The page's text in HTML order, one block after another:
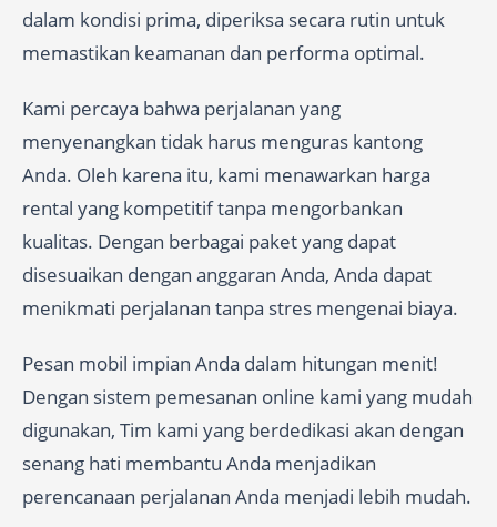
dalam kondisi prima, diperiksa secara rutin untuk
memastikan keamanan dan performa optimal.
Kami percaya bahwa perjalanan yang
menyenangkan tidak harus menguras kantong
Anda. Oleh karena itu, kami menawarkan harga
rental yang kompetitif tanpa mengorbankan
kualitas. Dengan berbagai paket yang dapat
disesuaikan dengan anggaran Anda, Anda dapat
menikmati perjalanan tanpa stres mengenai biaya.
Pesan mobil impian Anda dalam hitungan menit!
Dengan sistem pemesanan online kami yang mudah
digunakan, Tim kami yang berdedikasi akan dengan
senang hati membantu Anda menjadikan
perencanaan perjalanan Anda menjadi lebih mudah.